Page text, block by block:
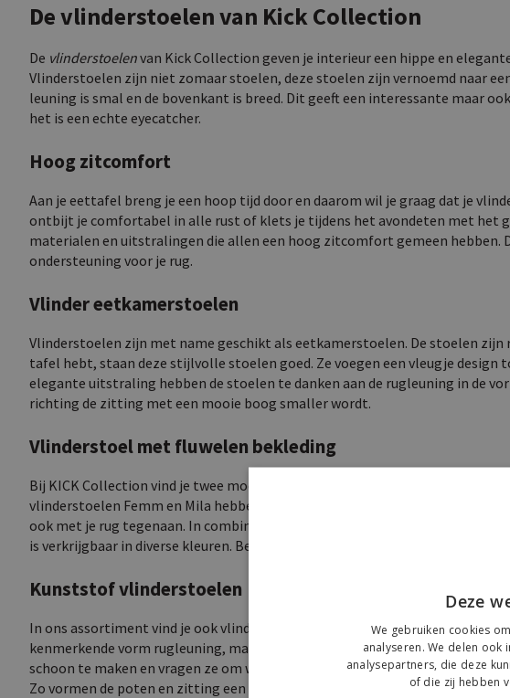
De vlinderstoelen van Kick Collection
De vlinderstoelenvan Kick Collection geven je interieur een hippe en
Vlinderstoelen zijn niet zomaar stoelen, deze stoelen zijn vernoemd naar
leuning is smal en de bovenkant is breed. Dit geeft een interessante maar
het is een echte eyecatcher.
Hoog zitcomfort
Aan je eettafel breng je een hoop tijd door en daarom wil je graag dat je
ontbijt je comfortabel in alle rust of klets je tijdens het avondeten met het
materialen en uitstralingen die allen een hoog zitcomfort gemeen hebben.
ondersteuning voor je rug.
Vlinder eetkamerstoelen
Vlinderstoelen zijn met name geschikt als eetkamerstoelen. De stoelen
tafel hebt, staan deze stijlvolle stoelen goed. Ze voegen een vleugje
elegante uitstraling hebben de stoelen te danken aan de rugleuning in de
richting de zitting met een mooie boog smaller wordt.
Vlinderstoel met fluwelen bekleding
Bij KICK Collection vind je twee modellen vlinderstoelen met een fluwelen
vlinderstoelen Femm en Mila hebben een bekleding van velvet, waardoor
ook met je rug tegenaan. In combinatie met het stevige stalen frame
is verkrijgbaar in diverse kleuren. Bekijk alle
Kunststof vlinderstoelen
In ons assortiment vind je ook vlinderstoelen met een zitting van
kenmerkende vorm rugleuning, maar zijn gemaakt van kunststof in plaats
schoon te maken en vragen ze om weinig onderhoud. Het model Jazz is
Zo vormen de poten en zitting een prachtig geheel.
Deze
We gebruiken cookies
analyseren. We delen
analysepartners, die deze
of die zij hebben